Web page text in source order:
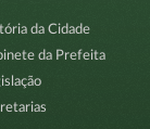
da Cidade
da Prefeita